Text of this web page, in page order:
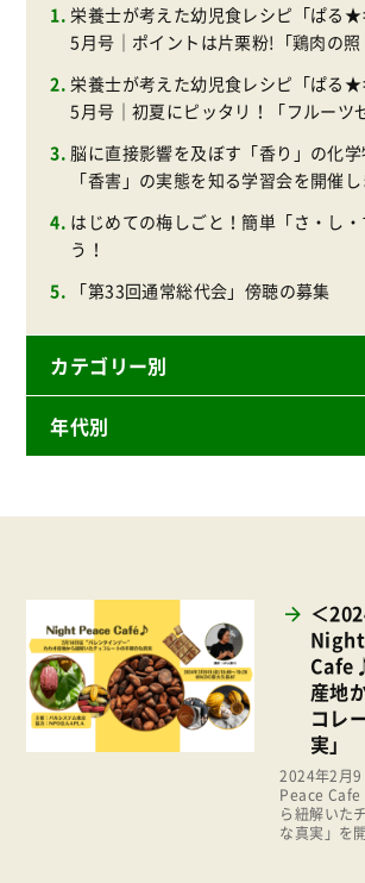
栄養士が考えた幼児食レシピ「ぱる★
5月号｜ポイントは片栗粉!「鶏肉の照
栄養士が考えた幼児食レシピ「ぱる★
5月号｜初夏にピッタリ！「フルーツ
脳に直接影響を及ぼす「香り」の化
「香害」の実態を知る学習会を開催し
はじめての梅しごと！簡単「さ・し
う！
「第33回通常総代会」傍聴の募集
カテゴリー別
ニュースリリース
商品
環境
地域コミュニティ
組合員活動
平和と国際連帯
年代別
2023年
2022年
2021年
2020年
＜
産地
コレ
実」
2024年2月
Peace Cafe
ら紐解いた
な真実」を